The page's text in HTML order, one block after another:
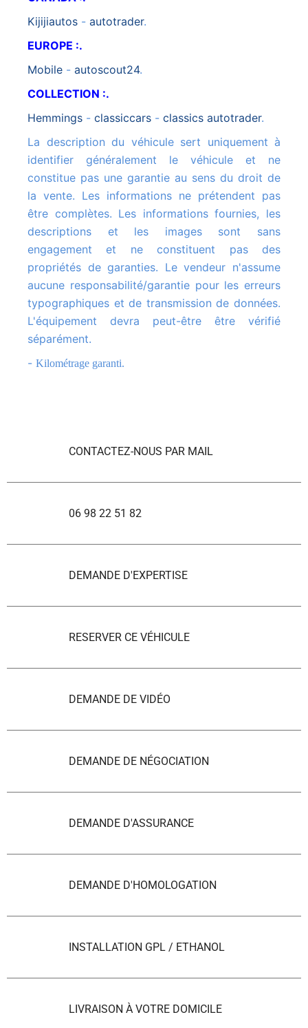
kijijiautos - autotrader.
EUROPE :.
mobile - autoscout24.
COLLECTION :.
hemmings - classiccars - classics autotrader.
La description du véhicule sert uniquement à
identifier généralement le véhicule et ne
constitue pas une garantie au sens du droit de
la vente. Les informations ne prétendent pas
être complètes. Les informations fournies, les
descriptions et les images sont sans
engagement et ne constituent pas des
propriétés de garanties. Le vendeur n'assume
aucune responsabilité/garantie pour les erreurs
typographiques et de transmission de données.
L'équipement devra peut-être être vérifié
séparément.
Kilométrage garanti.
CONTACTEZ-NOUS PAR MAIL
06 98 22 51 82
DEMANDE D'EXPERTISE
RESERVER CE VÉHICULE
DEMANDE DE VIDÉO
DEMANDE DE NÉGOCIATION
DEMANDE D'ASSURANCE
DEMANDE D'HOMOLOGATION
INSTALLATION GPL / ETHANOL
LIVRAISON À VOTRE DOMICILE